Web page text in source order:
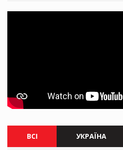
ВСІ УКРАЇНА